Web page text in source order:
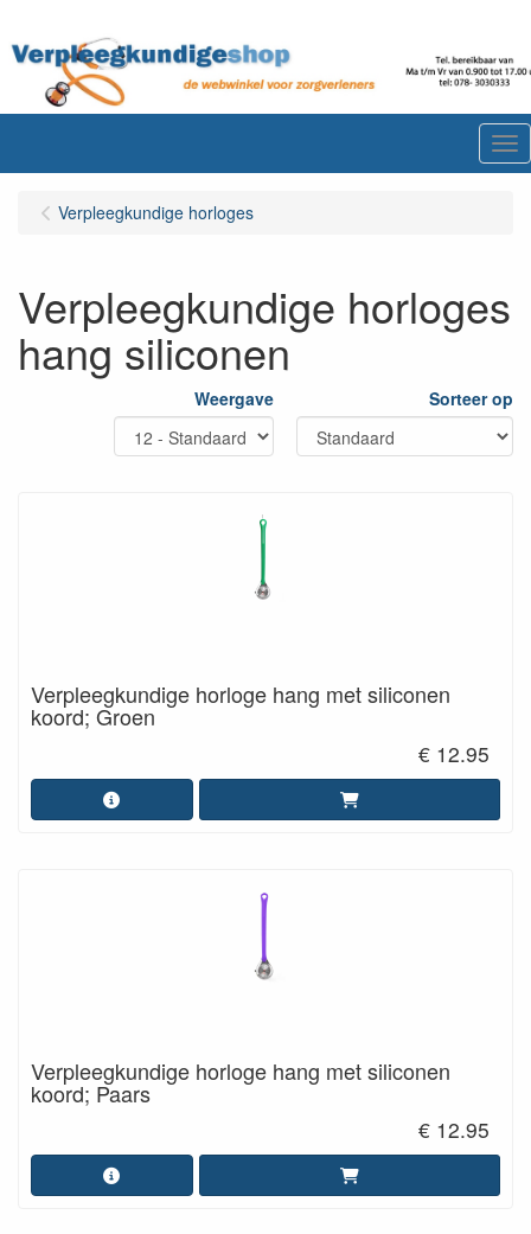
Verpleegkundige horloges
Verpleegkundige horloges
hang siliconen
Weergave Sorteer op
Verpleegkundige horloge hang met siliconen
koord; Groen
€ 12.95
Verpleegkundige horloge hang met siliconen
koord; Paars
€ 12.95